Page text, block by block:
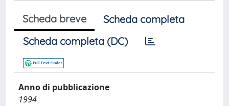
Scheda breve
Scheda completa
Scheda completa (DC)
Anno di pubblicazione
1994